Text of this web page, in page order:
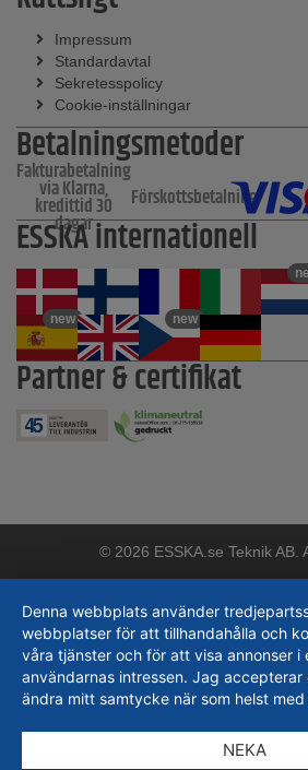
Impressum
Standardavtal
Sekretesspolicy
Cookie-inställningar
Betalningsmetoder
Fakturabetalning
via Klarna,
kredittid 30
dagar
Förskottsbetalning
ESSKA internationell
new new
Partner & certifikat
© 2026 ESSKA.se Teknik AB.
Denna webbplats använder
webbplatser för att tillhandahålla och
våra tjänster och för att visa annonser i
användarnas intressen. Jag
ändra mitt samtycke när som helst
NEKA